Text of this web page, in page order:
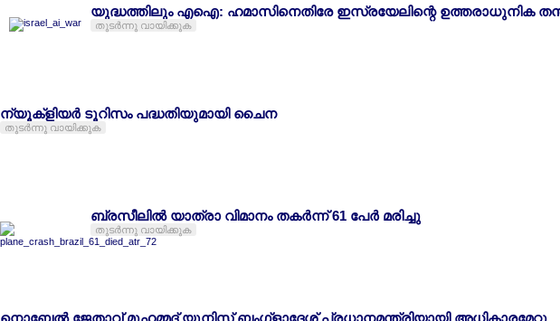
യുദ്ധത്തിലും എഐ: ഹമാസിനെതിരേ ഇസ്രയേലിന്റെ ഉത്തരാധുനിക
തുടര്‍ന്നു വായിക്കുക
ന്യൂക്ളിയര്‍ ടൂറിസം പദ്ധതിയുമായി ചൈന
തുടര്‍ന്നു വായിക്കുക
ബ്രസീലില്‍ യാത്രാ വിമാനം തകര്‍ന്ന് 61 പേര്‍ മരിച്ചു
തുടര്‍ന്നു വായിക്കുക
നൊബേല്‍ ജേതാവ് മുഹമ്മദ് യൂനിസ് ബംഗ്ളാദേശ് പ്രധാനമന്ത്രിയായി അധികാരമേറ്റു